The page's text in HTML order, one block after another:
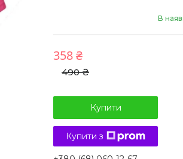
В
490 ₴
358 ₴
Купити
Купити з